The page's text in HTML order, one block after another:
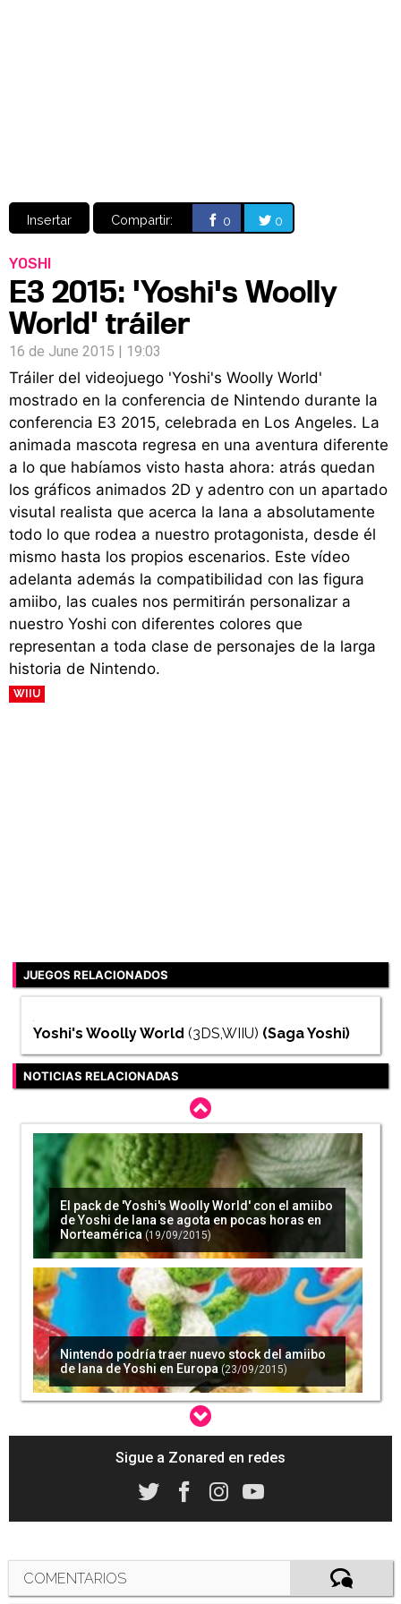
Insertar Compartir: 0 0
YOSHI
E3 2015: 'Yoshi's Woolly
World' tráiler
16 de June 2015 | 19:03
Tráiler del videojuego 'Yoshi's Woolly World'
mostrado en la conferencia de Nintendo durante la
conferencia E3 2015, celebrada en Los Angeles. La
animada mascota regresa en una aventura diferente
a lo que habíamos visto hasta ahora: atrás quedan
los gráficos animados 2D y adentro con un apartado
visutal realista que acerca la lana a absolutamente
todo lo que rodea a nuestro protagonista, desde él
mismo hasta los propios escenarios. Este vídeo
adelanta además la compatibilidad con las figura
amiibo, las cuales nos permitirán personalizar a
nuestro Yoshi con diferentes colores que
representan a toda clase de personajes de la larga
historia de Nintendo.
WIIU
JUEGOS RELACIONADOS
Yoshi's Woolly World (3DS,WIIU) (SagaYoshi)
NOTICIAS RELACIONADAS
El pack de 'Yoshi's Woolly World' con el amiibo
de Yoshi de lana se agota en pocas horas en
Norteamérica (19/09/2015)
Nintendo podría traer nuevo stock del amiibo
de lana de Yoshi en Europa (23/09/2015)
Lana, un peluche grande como él solo
Sigue a Zonared en redes
COMENTARIOS